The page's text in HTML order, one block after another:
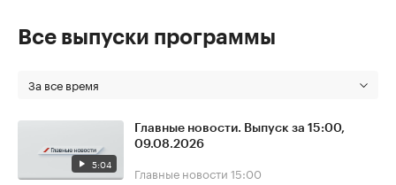
Все выпуски программы
За все время
5:04
Главные новости. Выпуск за 15:00,
09.08.2026
Главные новости 15:00